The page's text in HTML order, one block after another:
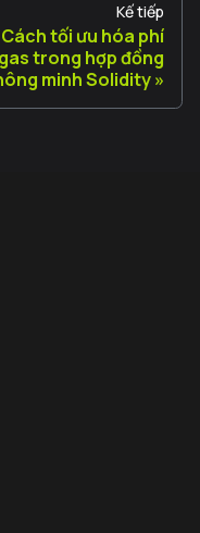
Kế tiếp
Cách tối ưu hóa phí
gas trong hợp đồng
minh Solidity